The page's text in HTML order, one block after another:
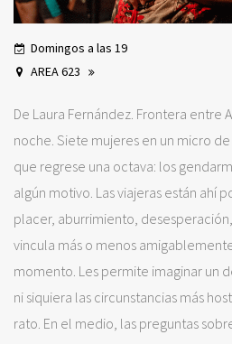
Domingos a las 19
AREA 623
De Laura Fernández. Frontera entre
noche. Siete mujeres en un micro
que regrese una octava: los
algún motivo. Las viajeras están ahí
placer, aburrimiento,
vincula más o menos
momento. Les permite imaginar un
ni siquiera las circunstancias más
rato. En el medio, las preguntas